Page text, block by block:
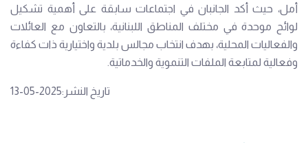
أمل، حيث أكد الجانبان في اجتماعات سابقة على أهمية تشكيل
لوائح موحدة في مختلف المناطق اللبنانية، بالتعاون مع العائلات
والفعاليات المحلية، بهدف انتخاب مجالس بلدية واختيارية ذات كفاءة
وفعالية لمتابعة الملفات التنموية والخدماتية.
تاريخ النشر:2025-05-13